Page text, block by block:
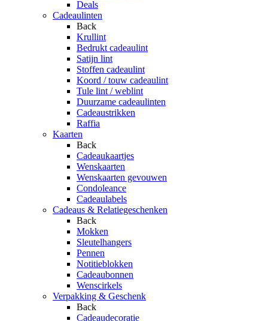
Deals
Cadeaulinten
Back
Krullint
Bedrukt cadeaulint
Satijn lint
Stoffen cadeaulint
Koord / touw cadeaulint
Tule lint / weblint
Duurzame cadeaulinten
Cadeaustrikken
Raffia
Kaarten
Back
Cadeaukaartjes
Wenskaarten
Wenskaarten gevouwen
Condoleance
Cadeaulabels
Cadeaus & Relatiegeschenken
Back
Mokken
Sleutelhangers
Pennen
Notitieblokken
Cadeaubonnen
Wenscirkels
Verpakking & Geschenk
Back
Cadeaudecoratie